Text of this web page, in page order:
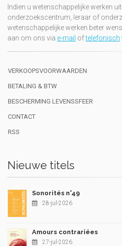
Indien u wetenschappelijke werken
onderzoekscentrum, leraar of
wetenschappelijke werken beter
aan om ons via e-mail oftelefonisch
VERKOOPSVOORWAARDEN
BETALING & BTW
BESCHERMING LEVENSSFEER
CONTACT
RSS
Nieuwe titels
Sonorités n°49
28-jul-2026
Amours contrariées
27-jul-2026